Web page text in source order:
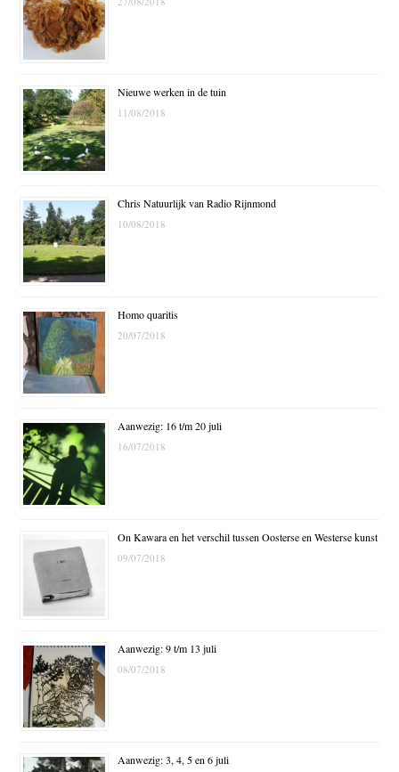
Nieuwe werken in de tuin
11/08/2018
Chris Natuurlijk van Radio Rijnmond
10/08/2018
Homo quaritis
20/07/2018
Aanwezig: 16 t/m 20 juli
16/07/2018
On Kawara en het verschil tussen Oosterse en Westerse kunst
09/07/2018
Aanwezig: 9 t/m 13 juli
08/07/2018
Aanwezig: 3, 4, 5 en 6 juli